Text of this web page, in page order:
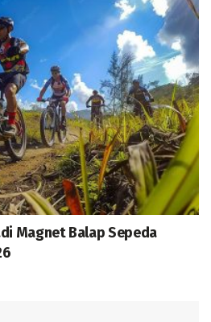
Magnet Balap Sepeda